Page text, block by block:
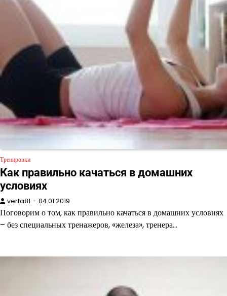
Тренировки
Как правильно качаться в домашних
условиях
verta81 04.01.2019
Поговорим о том, как правильно качаться в домашних условиях
– без специальных тренажеров, «железа», тренера…